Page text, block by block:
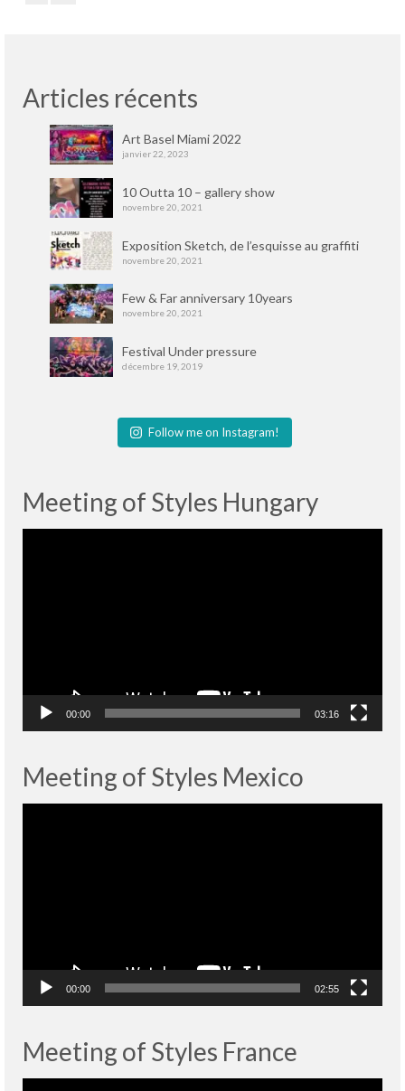
Articles récents
Art Basel Miami 2022
janvier 22, 2023
10 Outta 10 – gallery show
novembre 20, 2021
Exposition Sketch, de l’esquisse au graffiti
novembre 20, 2021
Few & Far anniversary 10years
novembre 20, 2021
Festival Under pressure
décembre 19, 2019
Follow me on Instagram!
Meeting of Styles Hungary
00:00 03:16
Meeting of Styles Mexico
00:00 02:55
Meeting of Styles France